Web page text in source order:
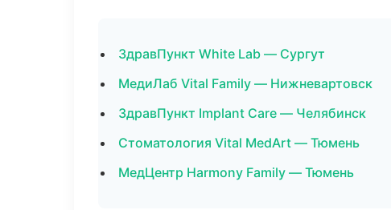
ЗдравПункт White Lab — Сургут
МедиЛаб Vital Family — Нижневартовск
ЗдравПункт Implant Care — Челябинск
Стоматология Vital MedArt — Тюмень
МедЦентр Harmony Family — Тюмень